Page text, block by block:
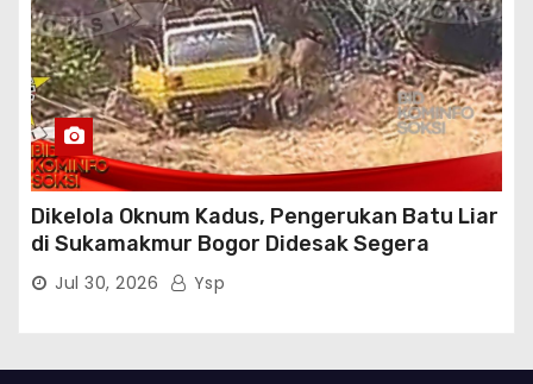
Dikelola Oknum Kadus, Pengerukan Batu Liar
di Sukamakmur Bogor Didesak Segera
Ditindak Hukum
Jul 30, 2026 Ysp